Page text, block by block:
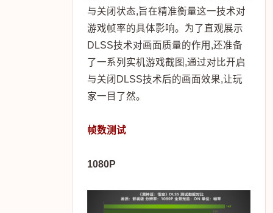
与关闭状态,旨在精准衡量这一技术对
游戏帧率的具体影响。为了直观展示
DLSS技术对画面质量的作用,还准备
了一系列实机游戏截图,通过对比开启
与关闭DLSS技术后的画面效果,让玩
家一目了然。
帧数测试
1080P